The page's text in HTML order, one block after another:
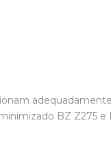
BZ Z275 e